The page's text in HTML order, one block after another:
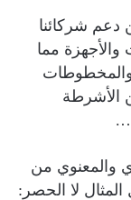
دعم شركائنا
مما
والمخطوطات
الأشرطة
والمعنوي من
لا الحصر: